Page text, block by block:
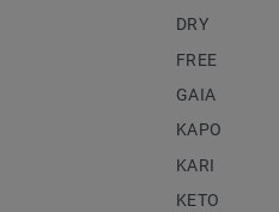
DRY
FREE
GAIA
KAPO
KARI
KETO